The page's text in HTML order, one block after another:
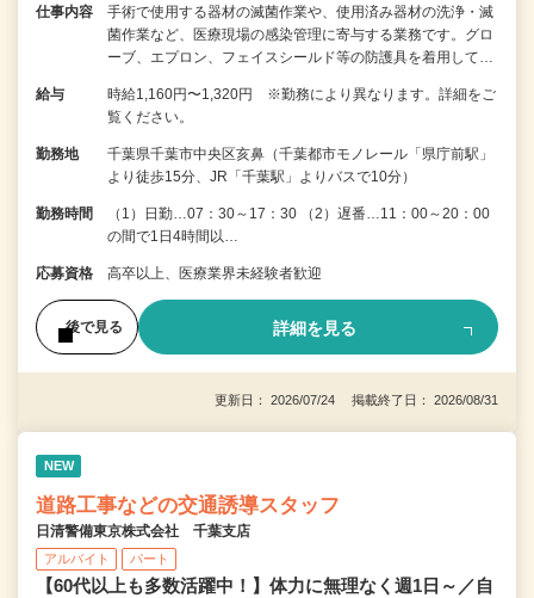
仕事内容
手術で使用する器材の滅菌作業や、使用済み器材の洗浄・滅
菌作業など、医療現場の感染管理に寄与する業務です。グロ
ーブ、エプロン、フェイスシールド等の防護具を着用して…
給与
時給1,160円〜1,320円 ※勤務により異なります。詳細をご
覧ください。
勤務地
千葉県千葉市中央区亥鼻（千葉都市モノレール「県庁前駅」
より徒歩15分、JR「千葉駅」よりバスで10分）
勤務時間
（1）日勤…07：30～17：30 （2）遅番…11：00～20：00
の間で1日4時間以…
応募資格 高卒以上、医療業界未経験者歓迎
後で見る 詳細を見る
更新日： 2026/07/24 掲載終了日： 2026/08/31
NEW
道路工事などの交通誘導スタッフ
日清警備東京株式会社 千葉支店
アルバイト パート
【60代以上も多数活躍中！】体力に無理なく週1日～／自